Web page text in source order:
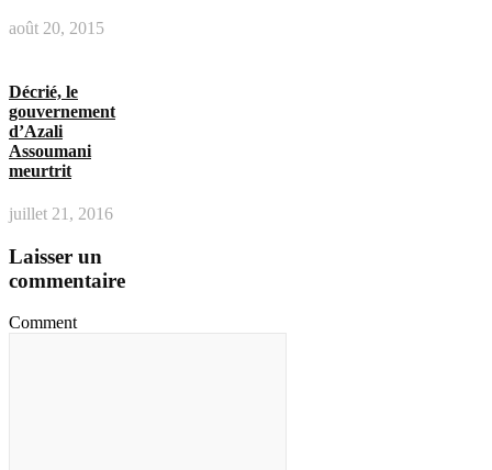
août 20, 2015
Décrié, le
gouvernement
d’Azali
Assoumani
meurtrit
juillet 21, 2016
Laisser un
commentaire
Comment